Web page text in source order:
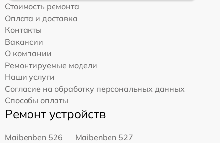
Стоимость ремонта
Оплата и доставка
Контакты
Вакансии
О компании
Ремонтируемые модели
Наши услуги
Согласие на обработку персональных данных
Способы оплаты
Ремонт устройств
Maibenben 526
Maibenben 527